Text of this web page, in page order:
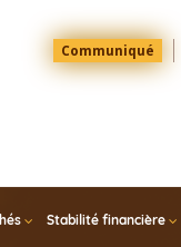
Menu
Top
Communiqué
Stabilité financière